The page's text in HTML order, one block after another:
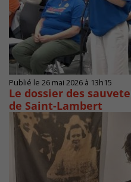
Publié le 26 mai 2026 à 13h15
Le dossier des
de Saint-Lambert